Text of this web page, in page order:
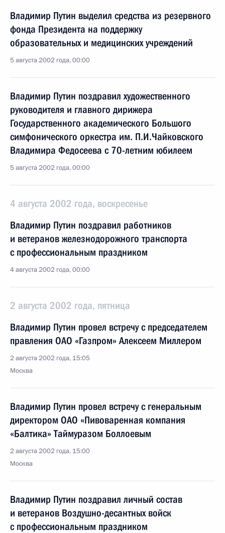
Владимир Путин выделил средства из резервного
фонда Президента на поддержку
образовательных и медицинских учреждений
5 августа 2002 года, 00:00
Владимир Путин поздравил художественного
руководителя и главного дирижера
Государственного академического Большого
симфонического оркестра им. П.И.Чайковского
Владимира Федосеева с 70-летним юбилеем
5 августа 2002 года, 00:00
4 августа 2002 года, воскресенье
Владимир Путин поздравил работников
и ветеранов железнодорожного транспорта
с профессиональным праздником
4 августа 2002 года, 00:00
2 августа 2002 года, пятница
Владимир Путин провел встречу с председателем
правления ОАО «Газпром» Алексеем Миллером
2 августа 2002 года, 15:05
Москва
Владимир Путин провел встречу с генеральным
директором ОАО «Пивоваренная компания
«Балтика» Таймуразом Боллоевым
2 августа 2002 года, 15:00
Москва
Владимир Путин поздравил личный состав
и ветеранов Воздушно-десантных войск
с профессиональным праздником